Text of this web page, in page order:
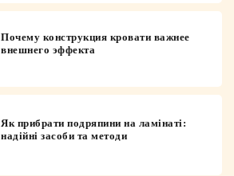
Почему конструкция кровати важнее
внешнего эффекта
Як прибрати подряпини на ламінаті:
надійні засоби та методи